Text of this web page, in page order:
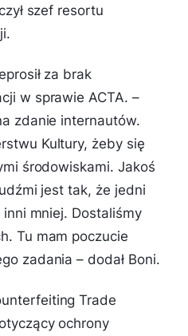
szef resortu
za brak
w sprawie ACTA. –
zdanie internautów.
Kultury, żeby się
środowiskami. Jakoś
jest tak, że jedni
mniej. Dostaliśmy
Tu mam poczucie
zadania – dodał Boni.
Trade
ochrony